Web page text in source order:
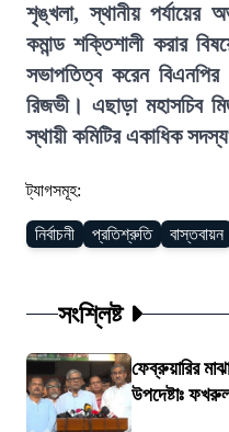
শৃঙ্খলা, স্থানীয়
কমান্ড শক্তিশালী করার
সভাপতিত্ব করেন বিএনপির
রিজভী। এছাড়া মহাসচিব
স্থায়ী কমিটির একাধিক
ট্যাগসমূহ:
নির্বাচনী প্রতিশ্রুতি বাস্তবায়ন
সংশ্লিষ্ট
ফেব্রুয়ারির
উপদেষ্টাঃ